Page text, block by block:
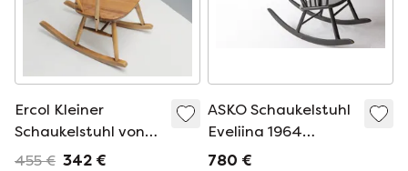
Ercol Kleiner
Schaukelstuhl von
Lucian Ercolani
455 € 342 €
ASKO Schaukelstuhl
Eveliina 1964
Jahrgang
780 €